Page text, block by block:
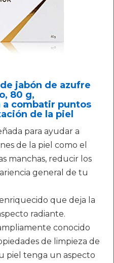
jabón de azufre
80 g,
combatir puntos
de la piel
para ayudar a
de la piel como el
manchas, reducir los
general de tu
que deja la
radiante.
conocido
de limpieza de
piel tenga un aspecto